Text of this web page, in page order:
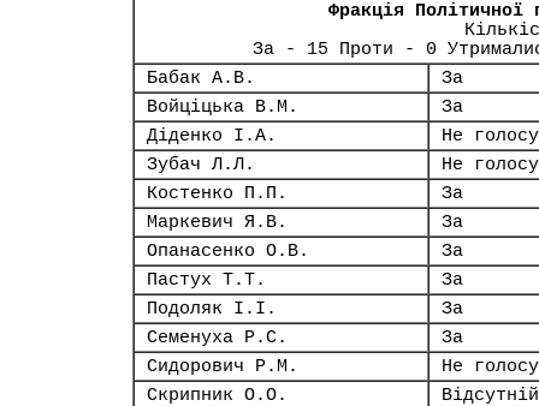
Фракція Політичної
За - 15 Проти - 0
Бабак А.В.
За
Войціцька В.М.
За
Діденко І.А.
Не
Зубач Л.Л.
Не
Костенко П.П.
За
Маркевич Я.В.
За
Опанасенко О.В.
За
Пастух Т.Т.
За
Подоляк І.І.
За
Семенуха Р.С.
За
Сидорович Р.М.
Не
Скрипник О.О.
Відсутній